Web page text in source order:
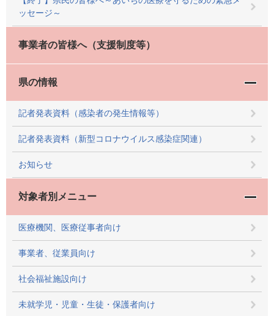
ッセージ～
事業者の皆様へ（支援制度等）
県の情報
記者発表資料（感染者の発生情報等）
記者発表資料（新型コロナウイルス感染症関連）
お知らせ
対象者別メニュー
医療機関、医療従事者向け
事業者、従業員向け
社会福祉施設向け
未就学児・児童・生徒・保護者向け